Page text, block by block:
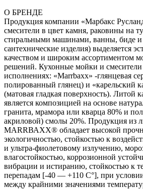
О БРЕНДЕ
Продукция компании «Марбакс
смесители в цвет камня, раковины на
стиральными машинами, ванны, биде и
сантехнические изделия) выделяется
качеством и широким ассортиментом
решений. Кухонные мойки и смесители
исполнениях: «Маrrbахх» -глянцевая
полированный глянец) и «карельский
(матовая гладкая поверхность).
является композицией на основе
гранита, мрамора или кварца 80% и
акриловой) смолы 20%. Продукция из
МАRRВАХХ® обладает высокой
экологичностью, стойкостью к
и ультра-фиолетовому излучению,
влагостойкостью, коррозионной
вибрации и истиранию, стойкостью к
перепадам [-40 — +110 С°], при
между крайними значениями